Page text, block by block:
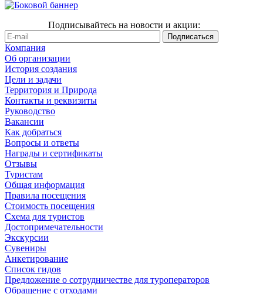
Подписывайтесь на новости и акции:
Компания
Об организации
История создания
Цели и задачи
Территория и Природа
Контакты и реквизиты
Руководство
Вакансии
Как добраться
Вопросы и ответы
Награды и сертификаты
Отзывы
Туристам
Общая информация
Правила посещения
Стоимость посещения
Схема для туристов
Достопримечательности
Экскурсии
Сувениры
Анкетирование
Список гидов
Предложение о сотрудничестве для туроператоров
Обращение с отходами